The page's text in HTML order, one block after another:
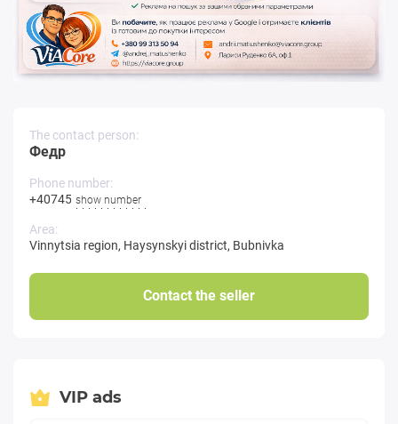
The contact person:
Федр
Phone number:
+407457**-**show number
Area:
Vinnytsia region, Haysynskyi district, Bubnivka
Contact the seller
VIP ads